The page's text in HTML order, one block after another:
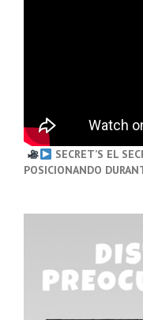
SECRET’S EL
POSICIONANDO